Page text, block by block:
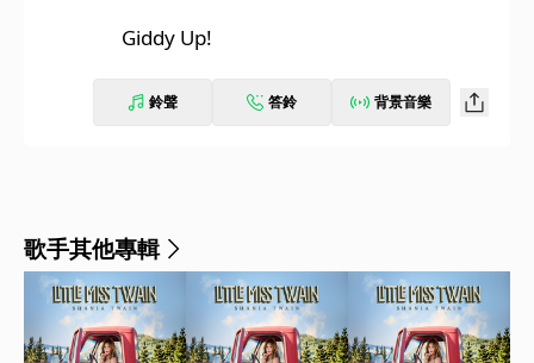
Giddy Up!
鈴聲 答鈴 背景音樂
歌手其他專輯